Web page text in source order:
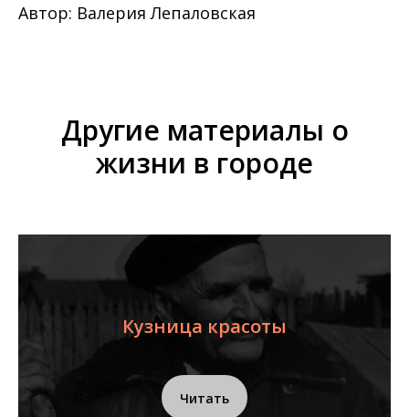
Автор: Валерия Лепаловская
Другие материалы о
жизни в городе
Кузница красоты
Читать